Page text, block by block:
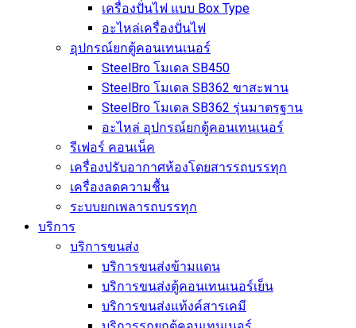
เครื่องปั่นไฟ แบบ Box Type
อะไหล่เครื่องปั่นไฟ
อุปกรณ์ยกตู้คอนเทนเนอร์
SteelBro โมเดล SB450
SteelBro โมเดล SB362 ขาสะพาน
SteelBro โมเดล SB362 รุ่นมาตรฐาน
อะไหล่ อุปกรณ์ยกตู้คอนเทนเนอร์
รีเฟอร์ คอนเน็ค
เครื่องปรับอากาศห้องโดยสารรถบรรทุก
เครื่องลดความชื้น
ระบบยกเพลารถบรรทุก
บริการ
บริการขนส่ง
บริการขนส่งข้ามแดน
บริการขนส่งตู้คอนเทนเนอร์เย็น
บริการขนส่งแท้งค์สารเคมี